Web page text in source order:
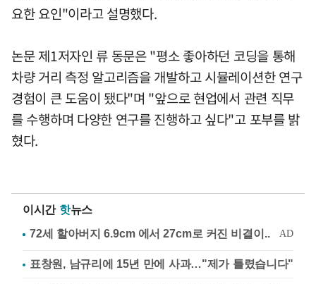
요한 요인"이라고 설명했다.
논문 제1저자인 류 동문은 "평소 좋아하던 코딩을 통해
차량 거리 측정 알고리즘을 개발하고 시뮬레이션한 연구
경험이 큰 도움이 됐다"며 "앞으로 현업에서 관련 직무
를 수행하며 다양한 연구를 진행하고 싶다"고 포부를 밝
혔다.
이시간 핫뉴스
표창원, 남규리에 15년 만에 사과…"제가 틀렸습니다"